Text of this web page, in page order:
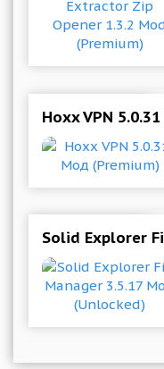
Hoxx VPN
Solid Explorer